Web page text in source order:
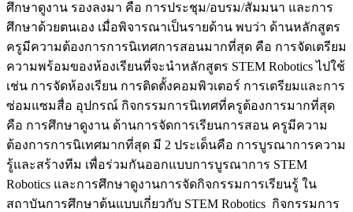
ศึกษาดูงาน รองลงมา คือ การประชุม/อบรม/สัมมนา และการ
ศึกษาด้วยตนเอง เมื่อพิจารณาเป็นรายด้าน พบว่า ด้านหลักสูตร
ครูมีความต้องการการนิเทศการสอนมากที่สุด คือ การจัดเตรียม
ความพร้อมของห้องเรียนที่จะนำหลักสูตร STEM Robotics ไปใช้
เช่น การจัดห้องเรียน การติดตั้งคอมพิวเตอร์ การเตรียมและการ
ซ่อมแซมสื่อ อุปกรณ์ กิจกรรมการนิเทศที่ครูต้องการมากที่สุด
คือ การศึกษาดูงาน ด้านการจัดการเรียนการสอน ครูมีความ
ต้องการการนิเทศมากที่สุด มี 2 ประเด็นคือ การบูรณาการความ
รู้และสร้างทีม เพื่อร่วมกันออกแบบการบูรณาการ STEM
Robotics และการศึกษาดูงานการจัดกิจกรรมการเรียนรู้ ใน
สถาบันการศึกษาต้นแบบเกี่ยวกับ STEM Robotics กิจกรรมการ